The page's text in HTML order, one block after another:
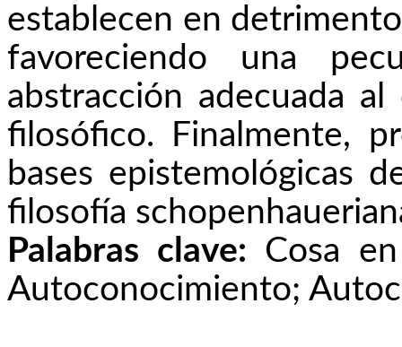
establecen en
favoreciendo una
abstracción adecuada
filosófico. Finalmente,
bases epistemológicas
filosofía
Palabras clave: Cosa
Autoconocimiento;